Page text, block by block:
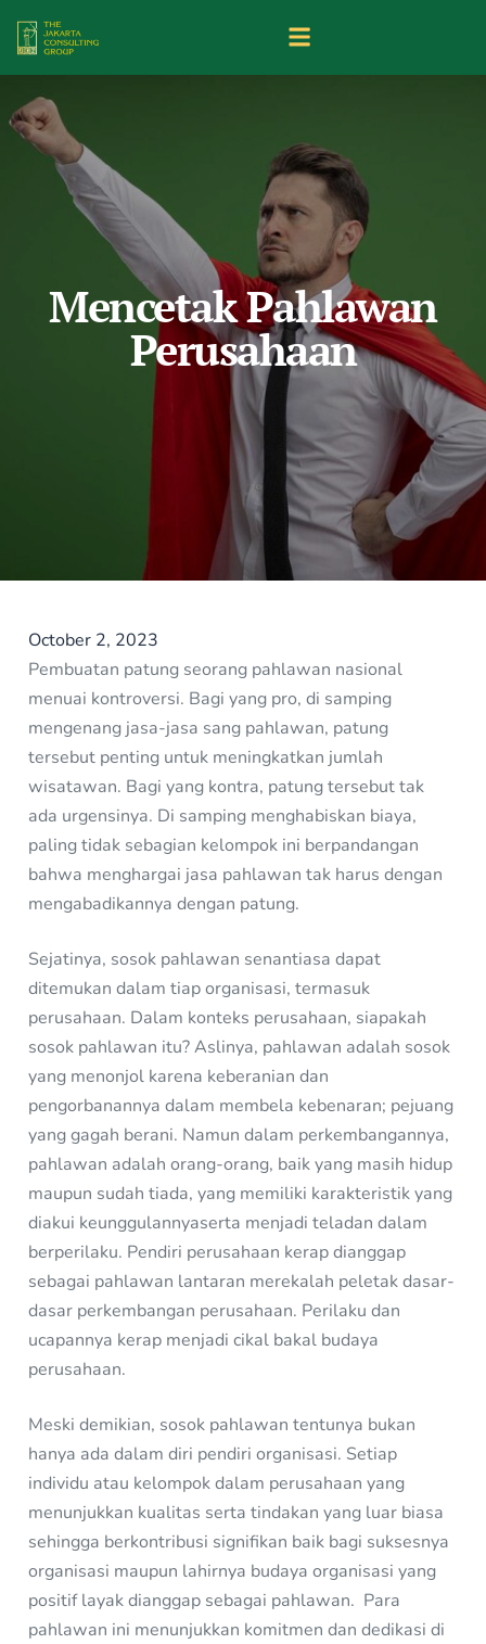
Mencetak Pahlawan
Perusahaan
October 2, 2023
Pembuatan patung seorang pahlawan nasional
menuai kontroversi. Bagi yang pro, di samping
mengenang jasa-jasa sang pahlawan, patung
tersebut penting untuk meningkatkan jumlah
wisatawan. Bagi yang kontra, patung tersebut tak
ada urgensinya. Di samping menghabiskan biaya,
paling tidak sebagian kelompok ini berpandangan
bahwa menghargai jasa pahlawan tak harus dengan
mengabadikannya dengan patung.
Sejatinya, sosok pahlawan senantiasa dapat
ditemukan dalam tiap organisasi, termasuk
perusahaan. Dalam konteks perusahaan, siapakah
sosok pahlawan itu? Aslinya, pahlawan adalah sosok
yang menonjol karena keberanian dan
pengorbanannya dalam membela kebenaran; pejuang
yang gagah berani. Namun dalam perkembangannya,
pahlawan adalah orang-orang, baik yang masih hidup
maupun sudah tiada, yang memiliki karakteristik yang
diakui keunggulannyaserta menjadi teladan dalam
berperilaku. Pendiri perusahaan kerap dianggap
sebagai pahlawan lantaran merekalah peletak dasar-
dasar perkembangan perusahaan. Perilaku dan
ucapannya kerap menjadi cikal bakal budaya
perusahaan.
Meski demikian, sosok pahlawan tentunya bukan
hanya ada dalam diri pendiri organisasi. Setiap
individu atau kelompok dalam perusahaan yang
menunjukkan kualitas serta tindakan yang luar biasa
sehingga berkontribusi signifikan baik bagi suksesnya
organisasi maupun lahirnya budaya organisasi yang
positif layak dianggap sebagai pahlawan. Para
pahlawan ini menunjukkan komitmen dan dedikasi di